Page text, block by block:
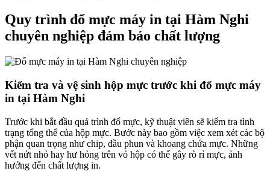
Quy trình đổ mực máy in tại Hàm Nghi
chuyên nghiệp đảm bảo chất lượng
Kiểm tra và vệ sinh hộp mực trước khi đổ mực máy
in tại Hàm Nghi
Trước khi bắt đầu quá trình đổ mực, kỹ thuật viên sẽ kiểm tra tình
trạng tổng thể của hộp mực. Bước này bao gồm việc xem xét các bộ
phận quan trọng như chip, đầu phun và khoang chứa mực. Những
vết nứt nhỏ hay hư hỏng trên vỏ hộp có thể gây rò rỉ mực, ảnh
hưởng đến chất lượng in.